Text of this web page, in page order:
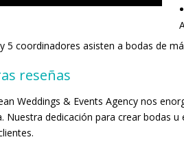
5 coordinadores asisten a bodas de
reseñas
Weddings & Events Agency nos
Nuestra dedicación para crear bodas